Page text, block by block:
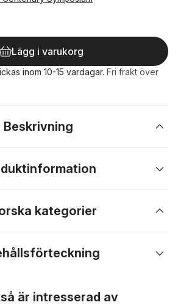
Lägg i varukorg
inom 10-15 vardagar. Fri frakt över
Beskrivning
kategorier
är intresserad av